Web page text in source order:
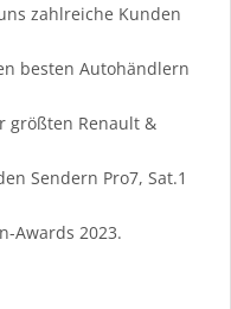
zahlreiche Kunden
besten Autohändlern
größten Renault &
Sendern Pro7, Sat.1
Awards 2023.